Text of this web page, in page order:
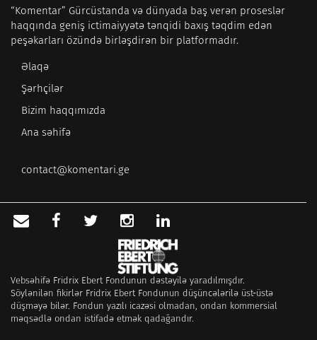
“Komentar” Gürcüstanda və dünyada baş verən proseslər
haqqında geniş ictimaiyyətə tənqidi baxış təqdim edən
peşəkarları özündə birləşdirən bir platformadır.
Əlaqə
Şərhçilər
Bizim haqqımızda
Ana səhifə
contact@komentari.ge
Vebsəhifə Fridrix Ebert Fondunun dəstəyilə yaradılmışdır.
Söylənilən fikirlər Fridrix Ebert Fondunun düşüncələrilə üst-üstə
düşməyə bilər. Fondun yazılı icazəsi olmadan, ondan kommersial
məqsədlə ondan istifadə etmək qadağandır.